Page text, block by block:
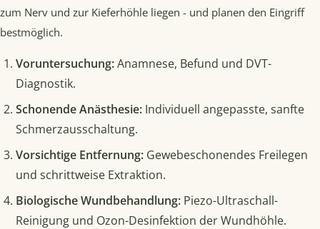
zum Nerv und zur Kieferhöhle liegen - und planen den Eingriff
bestmöglich.
Voruntersuchung:Anamnese, Befund und DVT-
Diagnostik.
Schonende Anästhesie: Individuell angepasste, sanfte
Schmerzausschaltung.
Vorsichtige Entfernung: Gewebeschonendes Freilegen
und schrittweise Extraktion.
Biologische Wundbehandlung: Piezo-Ultraschall-
Reinigung und Ozon-Desinfektion der Wundhöhle.